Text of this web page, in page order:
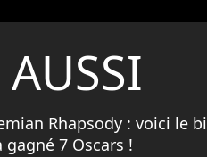
Rhapsody : voici le
7 Oscars !